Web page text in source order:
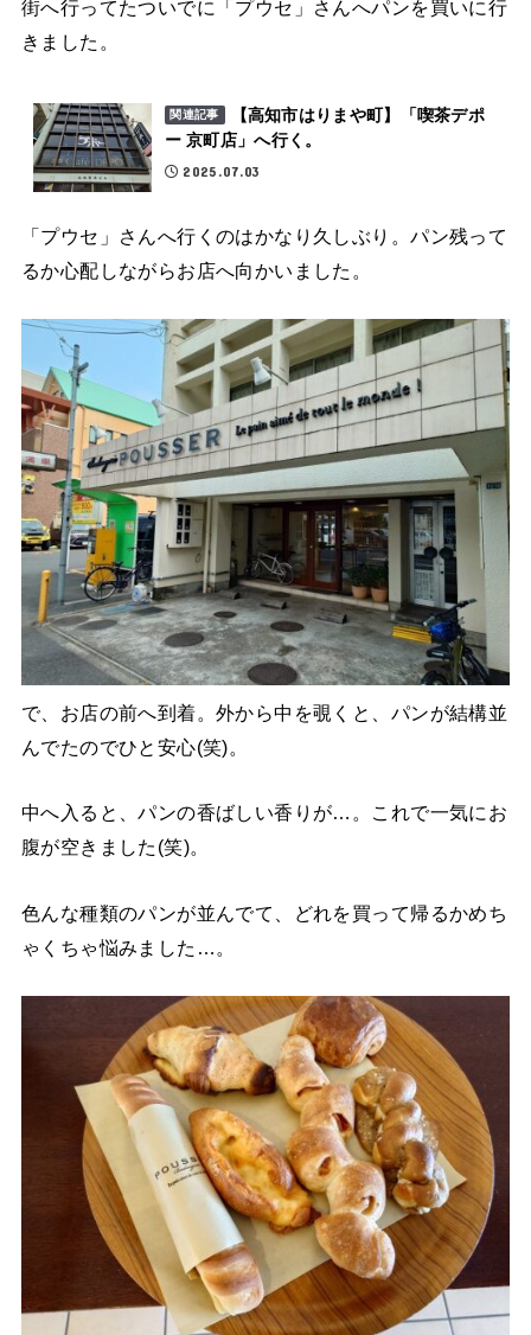
街へ行ってたついでに「プウセ」さんへパンを買いに行
きました。
関連記事
【高知市はりまや町】「喫茶デポ
ー 京町店」へ行く。
2025.07.03
「プウセ」さんへ行くのはかなり久しぶり。パン残って
るか心配しながらお店へ向かいました。
で、お店の前へ到着。外から中を覗くと、パンが結構並
んでたのでひと安心(笑)。
中へ入ると、パンの香ばしい香りが…。これで一気にお
腹が空きました(笑)。
色んな種類のパンが並んでて、どれを買って帰るかめち
ゃくちゃ悩みました…。